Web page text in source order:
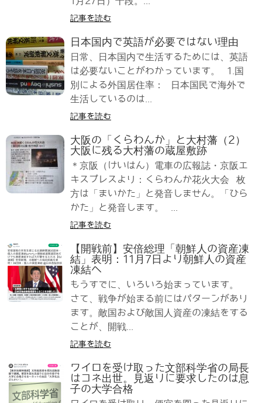
記事を読む
日本国内で英語が必要ではない理由
日常、日本国内で生活するためには、英語
は必要ないことがわかっています。 1.国
別による外国居住率： 日本国民で海外で
生活しているのは...
記事を読む
大阪の「くらわんか」と大村藩（2）
大阪に残る大村藩の蔵屋敷跡
＊京阪（けいはん）電車の広報誌・京阪エ
キスプレスより：くらわんか花火大会 枚
方は「まいかた」と発音しません。「ひら
かた」と発音します。 ...
記事を読む
【開戦前】安倍総理「朝鮮人の資産凍
結」表明：11月7日より朝鮮人の資産
凍結へ
もうすでに、いろいろ始まっています。
さて、戦争が始まる前にはパターンがあり
ます。敵国および敵国人資産の凍結をする
ことが、開戦...
記事を読む
ワイロを受け取った文部科学省の局長
はコネ出世。見返りに要求したのは息
子の大学合格